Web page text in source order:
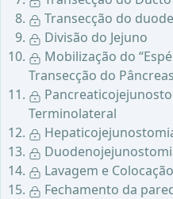
Transecção do
Divisão do Jejuno
Mobilização do
Transecção do Pâncreas
Terminolateral
Lavagem e
Fechamento da